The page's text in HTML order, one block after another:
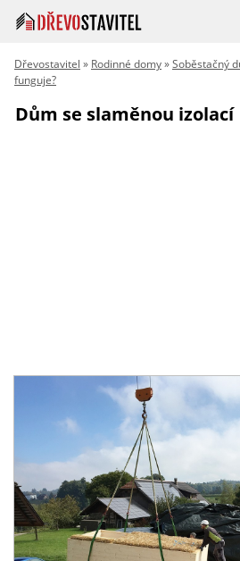
Dřevostavitel » Rodinné domy»Soběstačný
funguje?
Dům se slaměnou izolací